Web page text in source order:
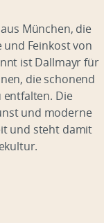
München, die
und Feinkost von
ist Dallmayr für
die schonend
entfalten. Die
und moderne
und steht damit